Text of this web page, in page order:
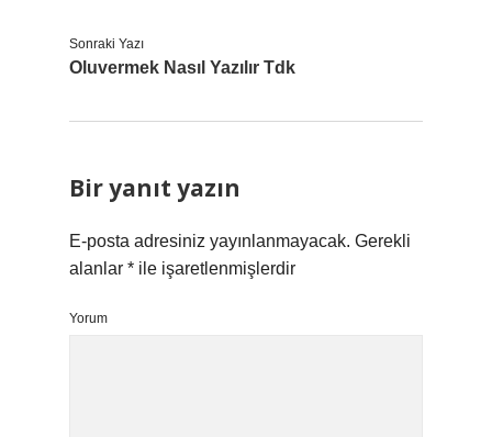
Sonraki Yazı
Oluvermek Nasıl Yazılır Tdk
Bir yanıt yazın
E-posta adresiniz yayınlanmayacak. Gerekli
alanlar * ile işaretlenmişlerdir
Yorum